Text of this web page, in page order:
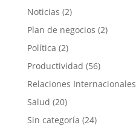
Noticias (2)
Plan de negocios (2)
Política (2)
Productividad (56)
Relaciones Internacionales
Salud (20)
Sin categoría (24)